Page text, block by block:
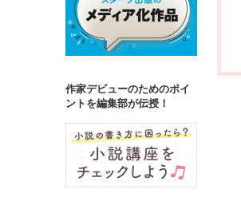
作家デビューのためのポイ
ントを編集部が伝授！